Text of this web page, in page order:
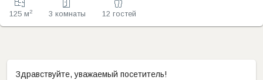
125 м2 3 комнаты 12 гостей
Здравствуйте, уважаемый посетитель!